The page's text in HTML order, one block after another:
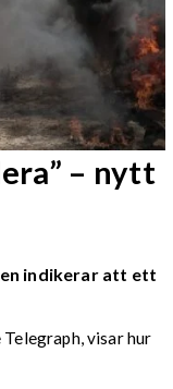
– nytt
indikerar att ett
visar hur